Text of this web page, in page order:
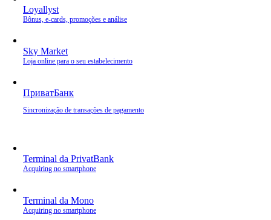
Loyallyst
Bônus, e‑cards, promoções e análise
Sky Market
Loja online para o seu estabelecimento
ПриватБанк
Sincronização de transações de pagamento
Terminal da PrivatBank
Acquiring no smartphone
Terminal da Mono
Acquiring no smartphone